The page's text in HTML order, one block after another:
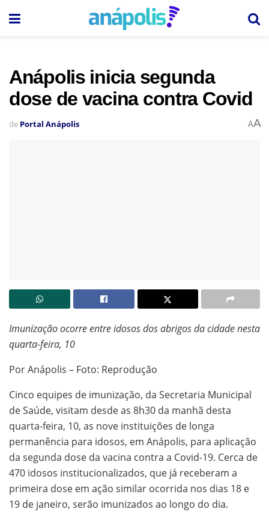
Anápolis inicia segunda
dose de vacina contra Covid
de Portal Anápolis AA
Imunização ocorre entre idosos dos abrigos da cidade nesta
quarta-feira, 10
Por Anápolis – Foto: Reprodução
Cinco equipes de imunização, da Secretaria Municipal
de Saúde, visitam desde as 8h30 da manhã desta
quarta-feira, 10, as nove instituições de longa
permanência para idosos, em Anápolis, para aplicação
da segunda dose da vacina contra a Covid-19. Cerca de
470 idosos institucionalizados, que já receberam a
primeira dose em ação similar ocorrida nos dias 18 e
19 de janeiro, serão imunizados ao longo do dia.